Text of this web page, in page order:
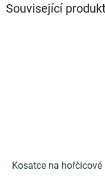
Související
Kosatce na hořčicové